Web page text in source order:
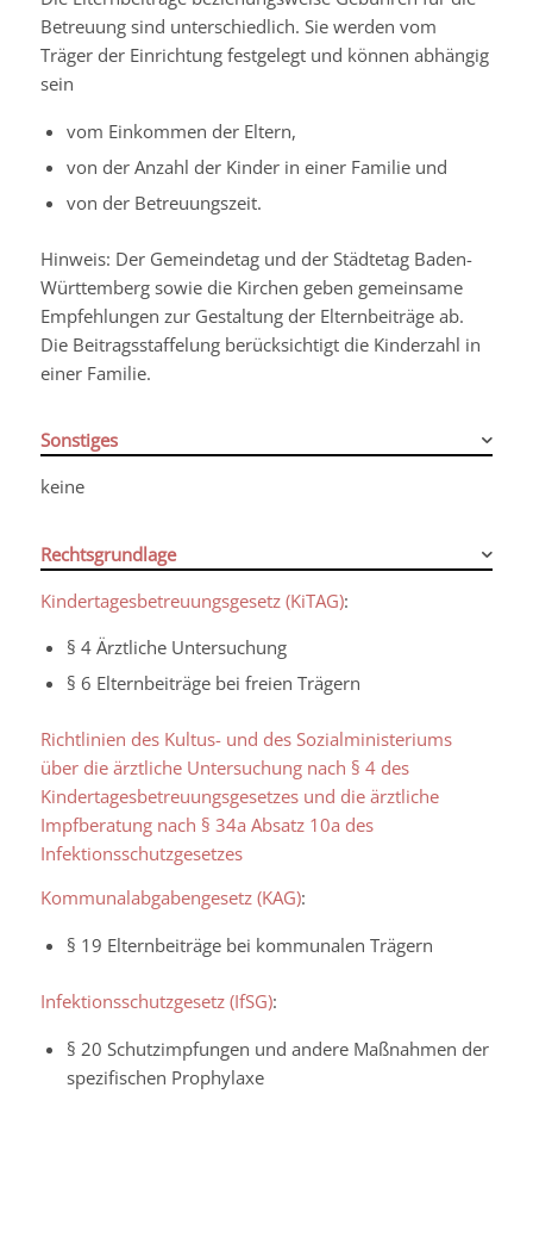
Betreuung sind unterschiedlich. Sie werden vom
Träger der Einrichtung festgelegt und können abhängig
sein
vom Einkommen der Eltern,
von der Anzahl der Kinder in einer Familie und
von der Betreuungszeit.
Hinweis: Der Gemeindetag und der Städtetag Baden-
Württemberg sowie die Kirchen geben gemeinsame
Empfehlungen zur Gestaltung der Elternbeiträge ab.
Die Beitragsstaffelung berücksichtigt die Kinderzahl in
einer Familie.
Sonstiges
keine
Rechtsgrundlage
Kindertagesbetreuungsgesetz (KiTAG):
§ 4 Ärztliche Untersuchung
§ 6 Elternbeiträge bei freien Trägern
Richtlinien des Kultus- und des Sozialministeriums
über die ärztliche Untersuchung nach § 4 des
Kindertagesbetreuungsgesetzes und die ärztliche
Impfberatung nach § 34a Absatz 10a des
Infektionsschutzgesetzes
Kommunalabgabengesetz (KAG):
§ 19 Elternbeiträge bei kommunalen Trägern
Infektionsschutzgesetz (IfSG):
§ 20 Schutzimpfungen und andere Maßnahmen der
spezifischen Prophylaxe